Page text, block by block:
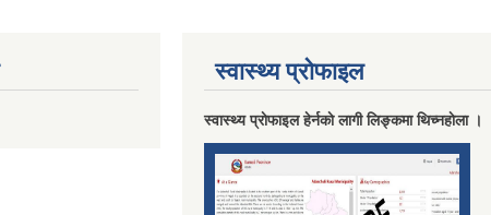
स्वास्थ्य प्राेफाइल
स्वास्थ्य प्राेफाइल हेर्नकाे लागी लिङ्कमा थिच्नहाेला ।